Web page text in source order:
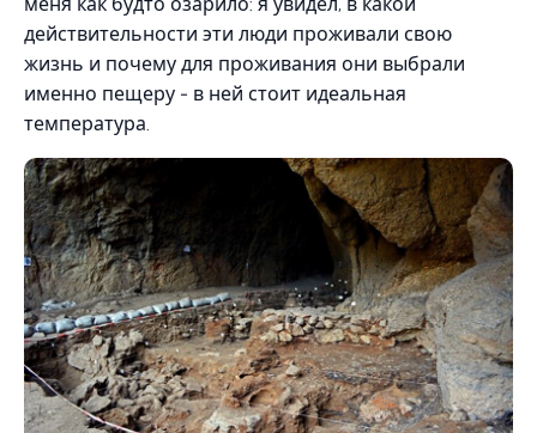
действительности эти люди проживали свою
жизнь и почему для проживания они выбрали
именно пещеру - в ней стоит идеальная
температура.